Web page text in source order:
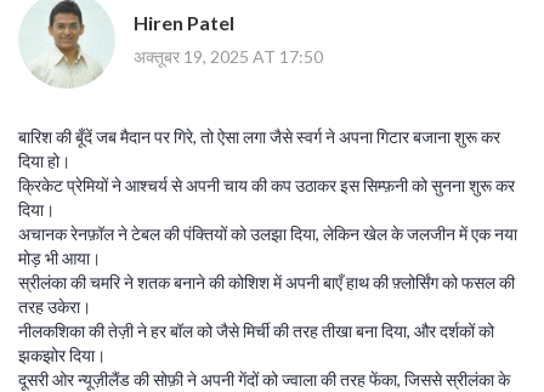
Hiren Patel
अक्तूबर 19, 2025 AT 17:50
बारिश की बूँदें जब मैदान पर गिरे, तो ऐसा लगा जैसे स्वर्ग ने अपना गिटार बजाना शुरू कर
दिया हो।
क्रिकेट प्रेमियों ने आश्चर्य से अपनी चाय की कप उठाकर इस सिम्फ़नी को सुनना शुरू कर
दिया।
अचानक रेनफ़ॉल ने टेबल की पंक्तियों को उलझा दिया, लेकिन खेल के जलजीन में एक नया
मोड़ भी आया।
स्रीलंका की चमरि ने शतक बनाने की कोशिश में अपनी बाएँ हाथ की फ़्लोर्सिंग को फसल की
तरह उकेरा।
नीलकशिका की तेज़ी ने हर बॉल को जैसे मिर्ची की तरह तीखा बना दिया, और दर्शकों को
झकझोर दिया।
दूसरी ओर न्यूज़ीलैंड की सोफ़ी ने अपनी गेंदों को ज्वाला की तरह फेंका, जिससे स्रीलंका के